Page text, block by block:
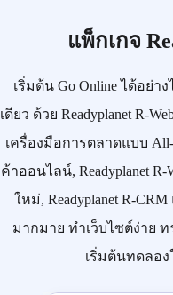
แพ็กเกจ
เริ่มต้น Go Onlineได้อย่า
เดียว ด้วย Readyplanet R-
เครื่องมือการตลาดแบบ
ค้าออนไลน์, Readyplanet R-
ใหม่, Readyplanet R-CRM
มากมาย ทำเว็บไซต์ง่าย
เริ่มต้นทดลอ